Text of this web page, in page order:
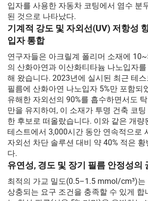
입자를 사용한 자동차 코팅에서 염수 분
된 것으로 나타났다.
기계적 강도 및 자외선(UV) 저항성
입자 통합
연구자들은 아크릴계 폴리머 소재에
의 산화아연과 이산화티타늄 나노입자
해 왔습니다. 2023년에 실시된 최근 테
필름에 산화아연 나노입자 5%만 포함되
유해한 자외선의 90%를 흡수하면서도
만을 유지하여, 이 소재가 투명 건축 코
한 후보로 떠올랐습니다. 이와 같은 개량
테스트에서 3,000시간 동안 연속적으로
자외선 차단 솔루션 대비 약 40% 적은
다.
유연성, 경도 및 장기 필름 안정성의
최적의 가교 밀도(0.5–1.5 mmol/cm³)는
상충되는 요구 조건을 충족할 수 있게 합